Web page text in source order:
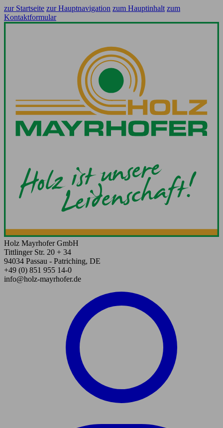
zur Startseite zur Hauptnavigation zum Hauptinhalt zum
Kontaktformular
Holz Mayrhofer GmbH
Tittlinger Str. 20 + 34
94034 Passau - Patriching, DE
+49 (0) 851 955 14-0
info@holz-mayrhofer.de